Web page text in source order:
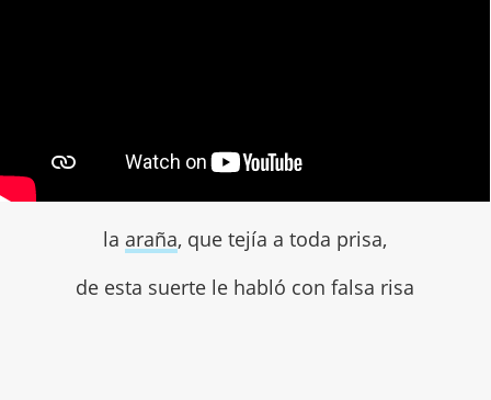
la araña, que tejía a toda prisa,
de esta suerte le habló con falsa risa